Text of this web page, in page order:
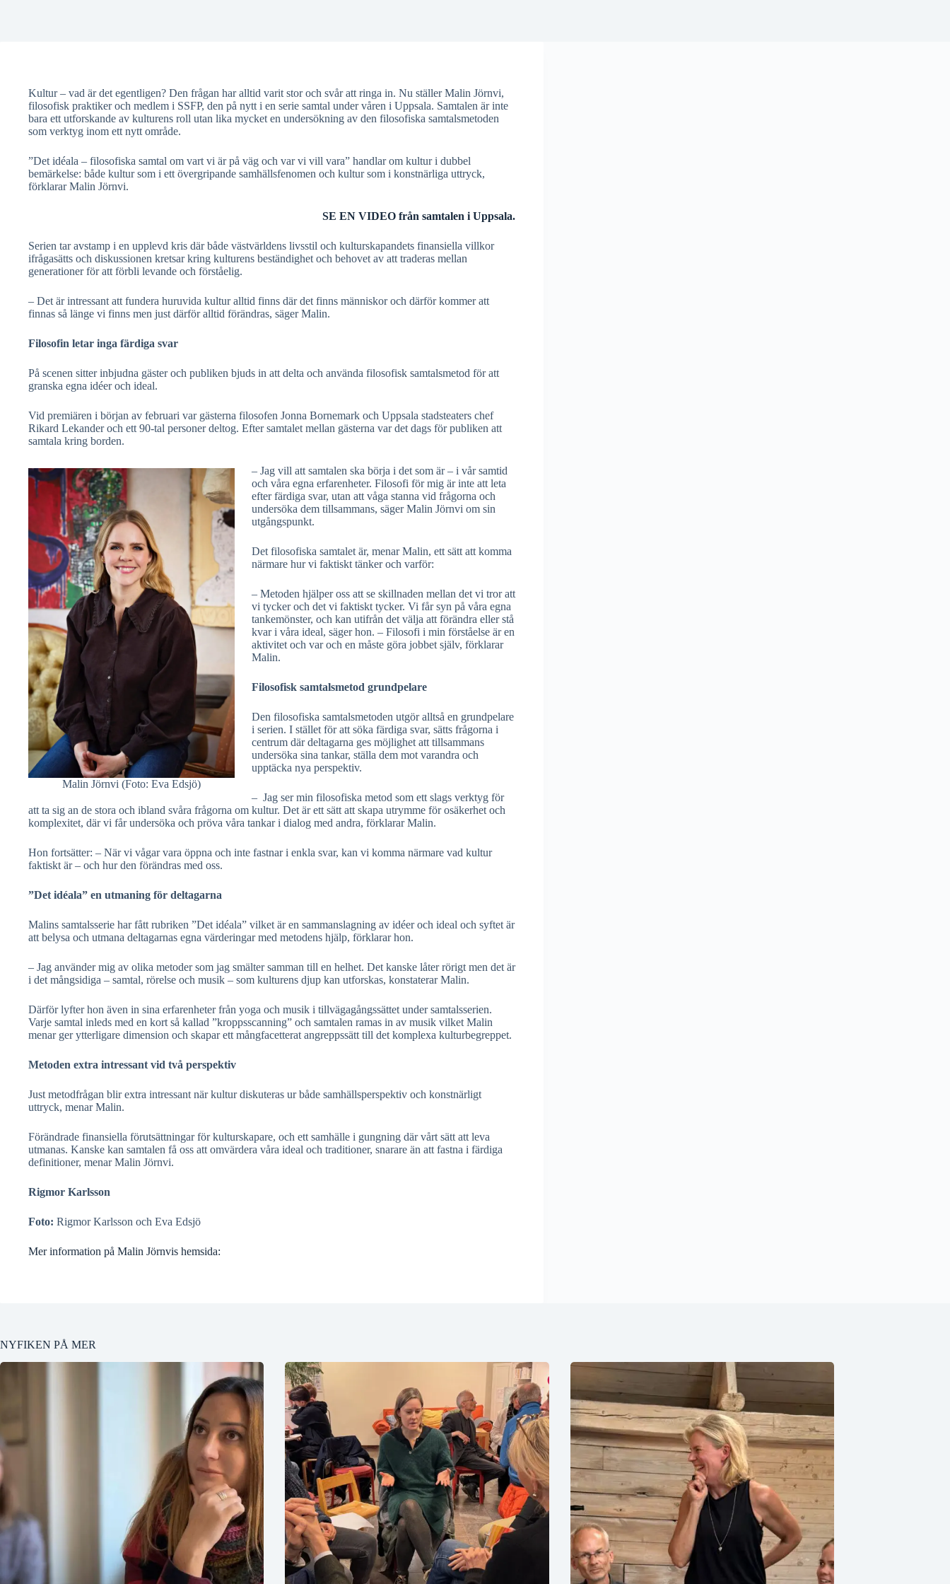
Kultur – vad är det egentligen? Den frågan har alltid varit stor och svår att ringa in. Nu ställer Malin Jörnvi,
filosofisk praktiker och medlem i SSFP, den på nytt i en serie samtal under våren i Uppsala. Samtalen är inte
bara ett utforskande av kulturens roll utan lika mycket en undersökning av den filosofiska samtalsmetoden
som verktyg inom ett nytt område.
”Det idéala – filosofiska samtal om vart vi är på väg och var vi vill vara” handlar om kultur i dubbel
bemärkelse: både kultur som i ett övergripande samhällsfenomen och kultur som i konstnärliga uttryck,
förklarar Malin Jörnvi.
SE EN VIDEO från samtalen i Uppsala.
Serien tar avstamp i en upplevd kris där både västvärldens livsstil och kulturskapandets finansiella villkor
ifrågasätts och diskussionen kretsar kring kulturens beständighet och behovet av att traderas mellan
generationer för att förbli levande och förståelig.
– Det är intressant att fundera huruvida kultur alltid finns där det finns människor och därför kommer att
finnas så länge vi finns men just därför alltid förändras, säger Malin.
Filosofin letar inga färdiga svar
På scenen sitter inbjudna gäster och publiken bjuds in att delta och använda filosofisk samtalsmetod för att
granska egna idéer och ideal.
Vid premiären i början av februari var gästerna filosofen Jonna Bornemark och Uppsala stadsteaters chef
Rikard Lekander och ett 90-tal personer deltog. Efter samtalet mellan gästerna var det dags för publiken att
samtala kring borden.
Malin Jörnvi (Foto: Eva Edsjö)
– Jag vill att samtalen ska börja i det som är – i vår samtid
och våra egna erfarenheter. Filosofi för mig är inte att leta
efter färdiga svar, utan att våga stanna vid frågorna och
undersöka dem tillsammans, säger Malin Jörnvi om sin
utgångspunkt.
Det filosofiska samtalet är, menar Malin, ett sätt att komma
närmare hur vi faktiskt tänker och varför:
– Metoden hjälper oss att se skillnaden mellan det vi tror att
vi tycker och det vi faktiskt tycker. Vi får syn på våra egna
tankemönster, och kan utifrån det välja att förändra eller stå
kvar i våra ideal, säger hon. – Filosofi i min förståelse är en
aktivitet och var och en måste göra jobbet själv, förklarar
Malin.
Filosofisk samtalsmetod grundpelare
Den filosofiska samtalsmetoden utgör alltså en grundpelare
i serien. I stället för att söka färdiga svar, sätts frågorna i
centrum där deltagarna ges möjlighet att tillsammans
undersöka sina tankar, ställa dem mot varandra och
upptäcka nya perspektiv.
– Jag ser min filosofiska metod som ett slags verktyg för
att ta sig an de stora och ibland svåra frågorna om kultur. Det är ett sätt att skapa utrymme för osäkerhet och
komplexitet, där vi får undersöka och pröva våra tankar i dialog med andra, förklarar Malin.
Hon fortsätter: – När vi vågar vara öppna och inte fastnar i enkla svar, kan vi komma närmare vad kultur
faktiskt är – och hur den förändras med oss.
”Det idéala” en utmaning för deltagarna
Malins samtalsserie har fått rubriken ”Det idéala” vilket är en sammanslagning av idéer och ideal och syftet är
att belysa och utmana deltagarnas egna värderingar med metodens hjälp, förklarar hon.
– Jag använder mig av olika metoder som jag smälter samman till en helhet. Det kanske låter rörigt men det är
i det mångsidiga – samtal, rörelse och musik – som kulturens djup kan utforskas, konstaterar Malin.
Därför lyfter hon även in sina erfarenheter från yoga och musik i tillvägagångssättet under samtalsserien.
Varje samtal inleds med en kort så kallad ”kroppsscanning” och samtalen ramas in av musik vilket Malin
menar ger ytterligare dimension och skapar ett mångfacetterat angreppssätt till det komplexa kulturbegreppet.
Metoden extra intressant vid två perspektiv
Just metodfrågan blir extra intressant när kultur diskuteras ur både samhällsperspektiv och konstnärligt
uttryck, menar Malin.
Förändrade finansiella förutsättningar för kulturskapare, och ett samhälle i gungning där vårt sätt att leva
utmanas. Kanske kan samtalen få oss att omvärdera våra ideal och traditioner, snarare än att fastna i färdiga
definitioner, menar Malin Jörnvi.
Rigmor Karlsson
Foto: Rigmor Karlsson och Eva Edsjö
Mer information på Malin Jörnvis hemsida:
NYFIKEN PÅ MER